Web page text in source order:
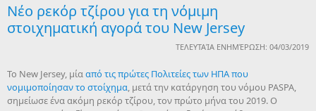
Νέο ρεκόρ τζίρου για τη νόμιμη
στοιχηματική αγορά του New Jersey
ΤΕΛΕΥΤΑΊΑ ΕΝΗΜΈΡΩΣΗ: 04/03/2019
Το New Jersey, μίααπό τις πρώτες Πολιτείες των ΗΠΑ που
νομιμοποίησαν το στοίχημα, μετά την κατάργηση του νόμου PASPA,
σημείωσε ένα ακόμη ρεκόρ τζίρου, τον πρώτο μήνα του 2019. Ο